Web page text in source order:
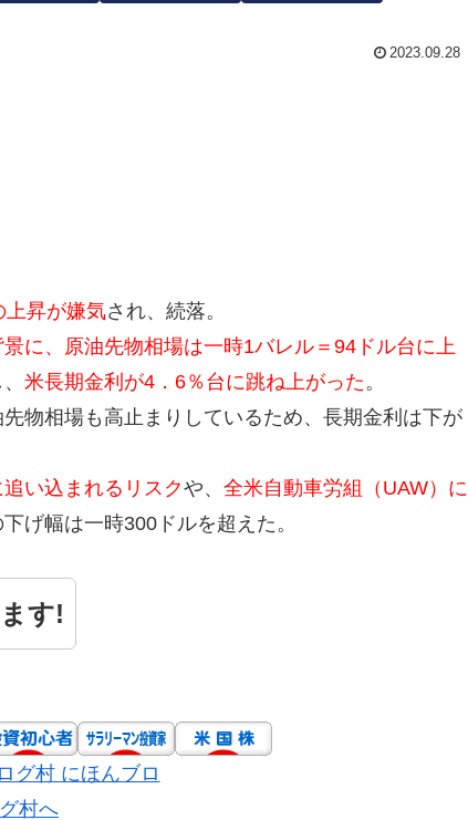
2023.09.28
上昇が嫌気され、続落。
に、原油先物相場は一時1バレル＝94ドル台に上
米長期金利が4．6％台に跳ね上がった。
物相場も高止まりしているため、長期金利は下が
い込まれるリスクや、 全米自動車労組（UAW）に
げ幅は一時300ドルを超えた。
す!